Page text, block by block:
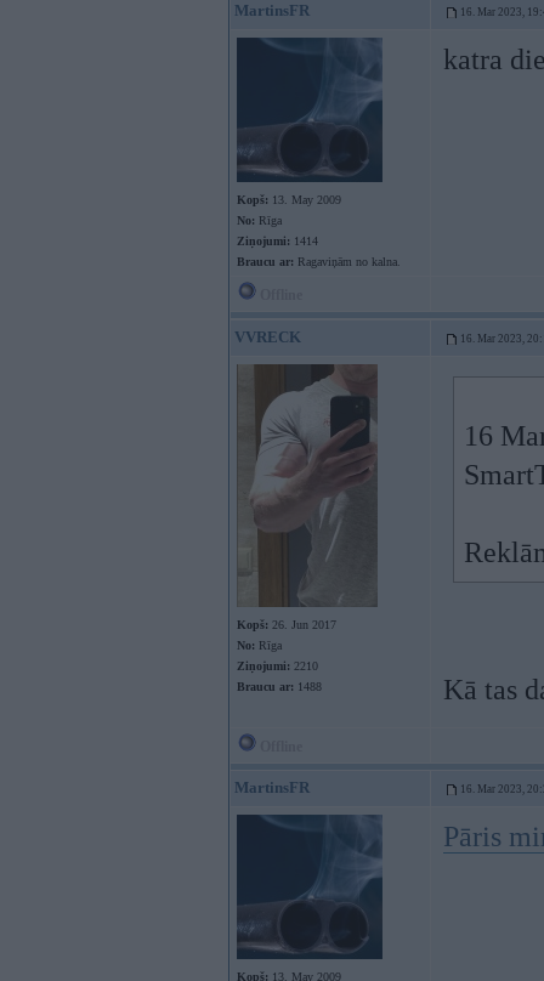
MartinsFR 16. Mar 2023,
Kopš: 13. May 2009
No: Rīga
Ziņojumi: 1414
Braucu ar: Ragaviņām no kalna.
katra
VVRECK 16. Mar 2023,
Kopš: 26. Jun 2017
No: Rīga
Ziņojumi: 2210
Braucu ar: 1488
16
Kā tas
MartinsFR 16. Mar 2023,
Kopš: 13. May 2009
Pāris